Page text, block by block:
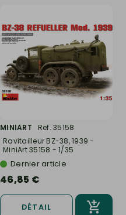
MINIART
Ref. 35158
Ravitailleur BZ-38, 1939 -
MiniArt 35158 - 1/35
Dernier article
46,85 €
DÉTAIL